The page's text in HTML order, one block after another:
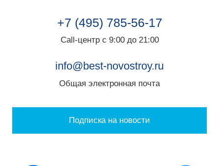
+7 (495) 785-56-17
Call-центр с 9:00 до 21:00
info@best-novostroy.ru
Общая электронная почта
Подписка на новости